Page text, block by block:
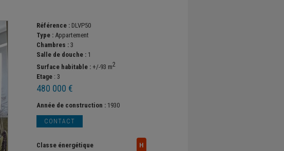
Référence : DLVP50
Type : Appartement
Chambres : 3
Salle de douche : 1
Surface habitable : +/-93 m2
Etage : 3
480 000 €
Année de construction : 1930
CONTACT
Classe énergétique H